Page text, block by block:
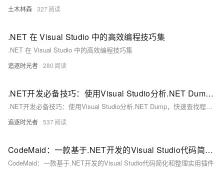
土木林森 327
.NET 在 Visual Studio 中的高效编程技巧集
.NET 在 Visual Studio 中的高效编程技巧集
追逐时光者 280
.NET开发必备技巧：使用Visual Studio分析.NET Dump，快速查找程序内存泄漏问题！
.NET开发必备技巧：使用Visual Studio分析.NET Dump，快速查找程序内存泄漏问题！
追逐时光者 537
CodeMaid：一款基于.NET开发的Visual Studio代码简化和整理实用插件
CodeMaid：一款基于.NET开发的Visual Studio代码简化和整理实用插件